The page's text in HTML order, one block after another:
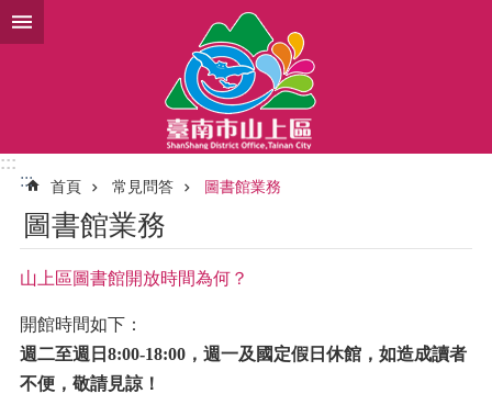
跳到主要內容區塊
:::
:::
首頁 常見問答 圖書館業務
圖書館業務
山上區圖書館開放時間為何？
開館時間如下：
週二至週日 8:00-18:00 ，週一及國定假日休館，如造成讀者
不便，敬請見諒！